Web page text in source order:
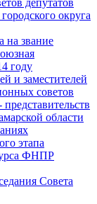
округа
на звание
году
и заместителей
советов
области
этапа
ФНПР
Совета